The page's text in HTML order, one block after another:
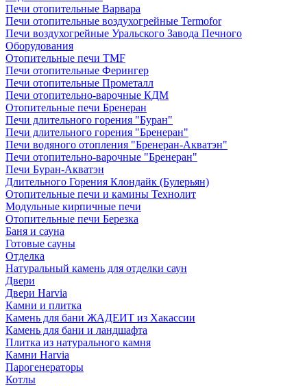
Печи отопительные Варвара
Печи отопительные воздухогрейные Termofor
Печи воздухогрейные Уральского Завода Печного
Оборудования
Отопительные печи TMF
Печи отопительные Ферингер
Печи отопительные Прометалл
Печи отопительно-варочные КДМ
Отопительные печи Бренеран
Печи длительного горения "Буран"
Печи длительного горения "Бренеран"
Печи водяного отопления "Бренеран-Акватэн"
Печи отопительно-варочные "Бренеран"
Печи Буран-Акватэн
Длительного Горения Клондайк (Булерьян)
Отопительные печи и камины Технолит
Модульные кирпичные печи
Отопительные печи Березка
Баня и сауна
Готовые сауны
Отделка
Натуральный камень для отделки саун
Двери
Двери Harvia
Камни и плитка
Камень для бани ЖАДЕИТ из Хакассии
Камень для бани и ландшафта
Плитка из натурального камня
Камни Harvia
Парогенераторы
Котлы